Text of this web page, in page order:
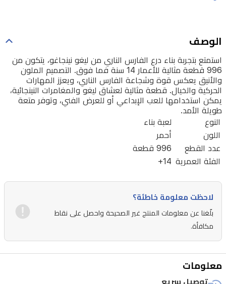
سنة
فما
فوق.
التصميم
الملون
والأنيق
يعكس
قوة
وشجاعة
الفارس
الناري،
ويعزز
المهارات
الحركية
والخيال.
قطعة
الوصف
استمتع بتجربة بناء درع الفارس الناري من ليغو نينجاغو، يتكون من
996 قطعة مثالية للأعمار 14 سنة فما فوق. التصميم الملون
والأنيق يعكس قوة وشجاعة الفارس الناري، ويعزز المهارات
الحركية والخيال. قطعة مثالية لعشاق ليغو والمغامرات النينجائية،
يمكن استخدامها للعب الإبداعي أو للعرض الفني، وتوفر متعة
طويلة الأمد.
النوع
لعبة بناء
اللون
أحمر
عدد القطع
996 قطعة
الفئة العمرية 14+
لاحظت معلومة خاطئة؟
بلّغنا عن معلومات المنتج غير الصحيحة واحصل على نقاط
مكافأة.
معلومات
توصيل سريع